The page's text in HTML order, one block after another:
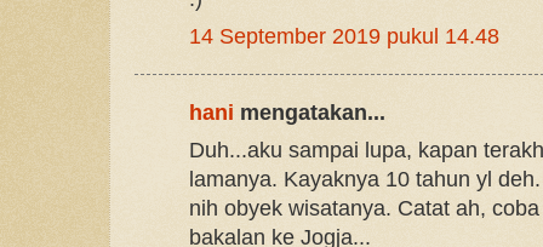
14 September 2019 pukul 14.48
hani mengatakan...
Duh...aku sampai lupa, kapan
lamanya. Kayaknya 10 tahun yl
nih obyek wisatanya. Catat ah,
bakalan ke Jogja...